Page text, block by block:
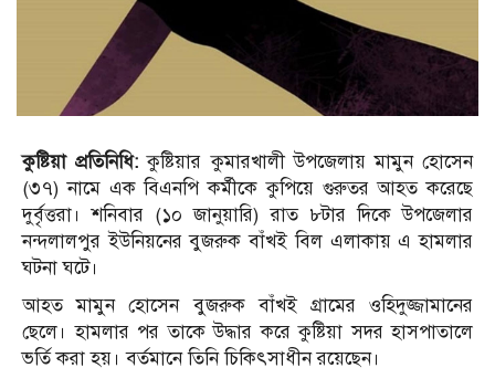
কুষ্টিয়া প্রতিনিধি:কুষ্টিয়ার কুমারখালী উপজেলায় মামুন হোসেন
(৩৭) নামে এক বিএনপি কর্মীকে কুপিয়ে গুরুতর আহত করেছে
দুর্বৃত্তরা। শনিবার (১০ জানুয়ারি) রাত ৮টার দিকে উপজেলার
নন্দলালপুর ইউনিয়নের বুজরুক বাঁখই বিল এলাকায় এ হামলার
ঘটনা ঘটে।
আহত মামুন হোসেন বুজরুক বাঁখই গ্রামের ওহিদুজ্জামানের
ছেলে। হামলার পর তাকে উদ্ধার করে কুষ্টিয়া সদর হাসপাতালে
ভর্তি করা হয়। বর্তমানে তিনি চিকিৎসাধীন রয়েছেন।